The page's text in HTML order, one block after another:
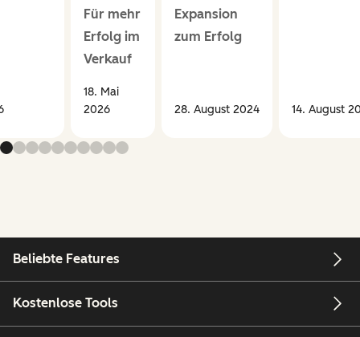
Für mehr
Erfolg im
Verkauf
18. Mai
2026
Expansion
zum Erfolg
28. August 2024 14. August
Beliebte Features
Kostenlose Tools